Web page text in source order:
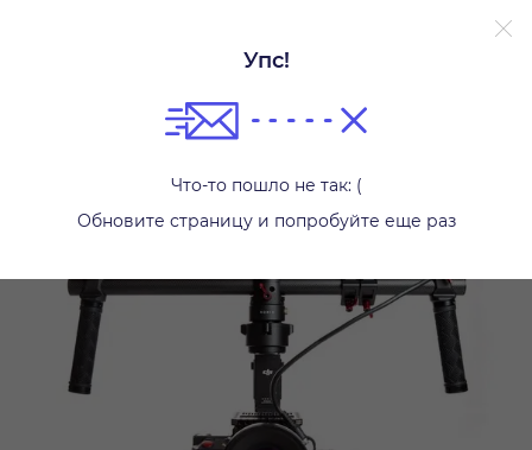
Упс!
Что-то пошло не так: (
Обновите страницу и попробуйте еще раз